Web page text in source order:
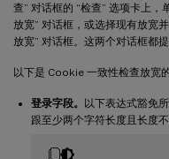
查” 对话框的 “检查” 选项卡上，
放宽” 对话框，或选择现有放宽
放宽” 对话框。这两个对话框都
以下是 Cookie 一致性检查放宽
登录字段。 以下表达式豁免
跟至少两个字符长度且长度